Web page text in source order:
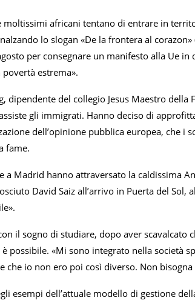
africani tentano di entrare in
lo slogan «De la frontera al
per consegnare un manifesto alla Ue
estrema».
del collegio Jesus Maestro della
gli immigrati. Hanno deciso di
dell’opinione pubblica europea, che i
fame.
a Madrid hanno attraversato la caldissima
David Saiz all’arrivo in Puerta del Sol,
il sogno di studiare, dopo aver scavalcato
possibile. «Mi sono integrato nella società
che io non ero poi così diverso. Non
esempi dell’attuale modello di gestione